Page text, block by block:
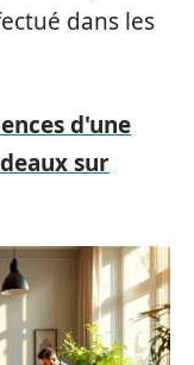
dans les
d'une
sur